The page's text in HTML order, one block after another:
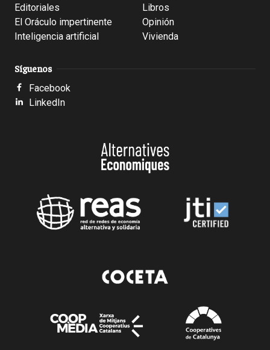
Editoriales
El Oráculo impertinente
Inteligencia artificial
Libros
Opinión
Vivienda
Síguenos
Facebook
LinkedIn